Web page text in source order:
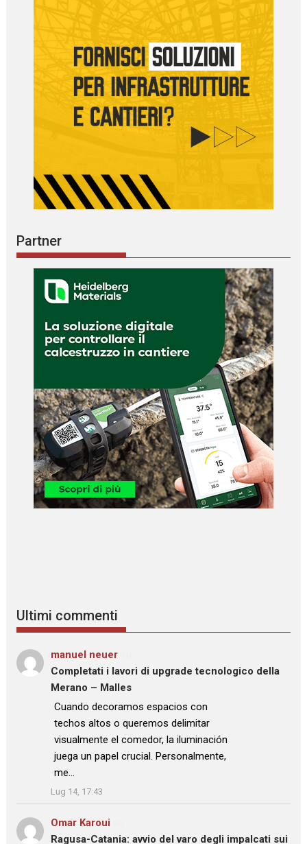
Partner
Ultimi commenti
manuel neuer
Completati i lavori di upgrade tecnologico della
Merano – Malles
: “
Cuando decoramos espacios con
techos altos o queremos delimitar
visualmente el comedor, la iluminación
juega un papel crucial. Personalmente,
me…
”
Lug 14, 17:43
Omar Karoui
Ragusa-Catania: avvio del varo degli impalcati sui